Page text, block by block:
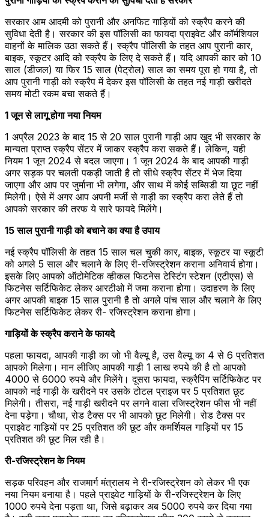
सरकार आम आदमी को पुरानी और अनफिट गाड़ियों को स्क्रैप करने की
सुविधा देती है। सरकार की इस पॉलिसी का फायदा प्राइवेट और कॉर्मशियल
वाहनों के मालिक उठा सकते हैं। स्क्रैप पॉलिसी के तहत आप पुरानी कार,
बाइक, स्कूटर आदि को स्क्रैप के लिए दे सकते हैं। यदि आपकी कार को 10
साल (डीजल) या फिर 15 साल (पेट्रोल) साल का समय पूरा हो गया है, तो
आप पुरानी गाड़ी को स्क्रैप में देकर इस पॉलिसी के तहत नई गाड़ी खरीदते
समय मोटी रकम बचा सकते हैं।
1 जून से लागू होगा नया नियम
1 अप्रैल 2023 के बाद 15 से 20 साल पुरानी गाड़ी आप खुद भी सरकार के
मान्यता प्राप्त स्क्रैप सेंटर में जाकर स्क्रैप करा सकते हैं। लेकिन, यही
नियम 1 जून 2024 से बदल जाएगा। 1 जून 2024 के बाद आपकी गाड़ी
अगर सड़क पर चलती पकड़ी जाती है तो सीधे स्क्रैप सेंटर में भेज दिया
जाएगा और आप पर जुर्माना भी लगेगा, और साथ में कोई सब्सिडी या छूट नहीं
मिलेगी। ऐसे में अगर आप अपनी मर्जी से गाड़ी का स्क्रैप करा लेते हैं तो
आपको सरकार की तरफ ये सारे फायदे मिलेंगे।
15 साल पुरानी गाड़ी को बचाने का क्या है उपाय
नई स्क्रैप पॉलिसी के तहत 15 साल चल चुकी कार, बाइक, स्कूटर या स्कूटी
को अगले 5 साल और चलाने के लिए री-रजिस्ट्रेशन कराना अनिवार्य होगा।
इसके लिए आपको ऑटोमेटिक व्हीकल फिटनेस टेस्टिंग स्टेशन (एटीएस) से
फिटनेस सर्टिफिकेट लेकर आरटीओ में जमा कराना होगा। उदाहरण के लिए
अगर आपकी बाइक 15 साल पुरानी है तो अगले पांच साल और चलाने के लिए
फिटनेस सर्टिफिकेट लेकर री- रजिस्ट्रेशन कराना होगा।
गाड़ियों के स्क्रैप कराने के फायदे
पहला फायदा, आपकी गाड़ी का जो भी वैल्यू है, उस वैल्यू का 4 से 6 प्रतिशत
आपको मिलेगा। मान लीजिए आपकी गाड़ी 1 लाख रुपये की है तो आपको
4000 से 6000 रुपये और मिलेंगे। दूसरा फायदा, स्क्रैपिंग सर्टिफिकेट पर
आपको नई गाड़ी के खरीदने पर उसके टोटल प्राइज पर 5 प्रतिशत छूट
मिलेगी। तीसरा, नई गाड़ी खरीदने पर लगने वाला रजिस्ट्रेशन फीस भी नहीं
देना पड़ेगा। चौथा, रोड टैक्स पर भी आपको छूट मिलेगी। रोड टैक्स पर
प्राइवेट गाड़ियों पर 25 प्रतिशत की छूट और कमर्शियल गाड़ियों पर 15
प्रतिशत की छूट मिल रही है।
री-रजिस्ट्रेशन के नियम
सड़क परिवहन और राजमार्ग मंत्रालय ने री-रजिस्ट्रेशन को लेकर भी एक
नया नियम बनाया है। पहले प्राइवेट गाड़ियों के री-रजिस्ट्रेशन के लिए
1000 रुपये देना पड़ता था, जिसे बढ़ाकर अब 5000 रुपये कर दिया गया